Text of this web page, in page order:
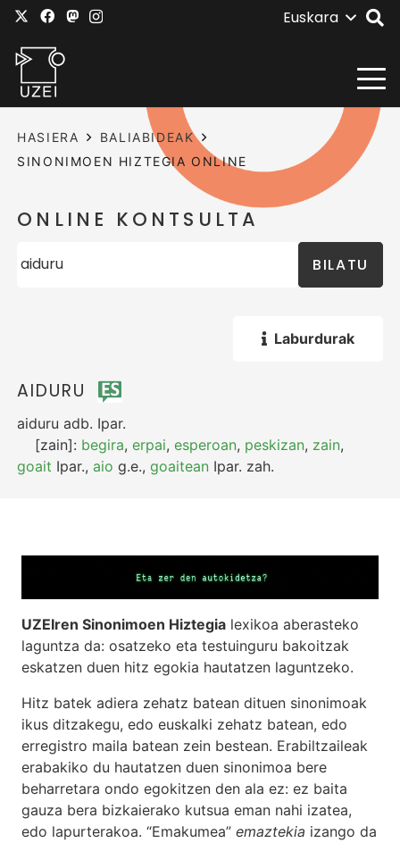
Euskara
HASIERA
BALIABIDEAK
SINONIMOEN HIZTEGIA ONLINE
ONLINE KONTSULTA
BILATU
Laburdurak
AIDURU
aiduru adb. Ipar.
[zain]: begira,erpai,esperoan, peskizan, zain,
goait Ipar.,aio g.e.,goaitean Ipar. zah.
UZEIren Sinonimoen Hiztegia lexikoa aberasteko
laguntza da: osatzeko eta testuinguru bakoitzak
eskatzen duen hitz egokia hautatzen laguntzeko.
Hitz batek adiera zehatz batean dituen sinonimoak
ikus ditzakegu, edo euskalki zehatz batean, edo
erregistro maila batean zein bestean. Erabiltzaileak
erabakiko du hautatzen duen sinonimoa bere
beharretara ondo egokitzen den ala ez: ez baita
gauza bera bizkaierako kutsua eman nahi izatea,
edo lapurterakoa. “Emakumea” emaztekia izango da